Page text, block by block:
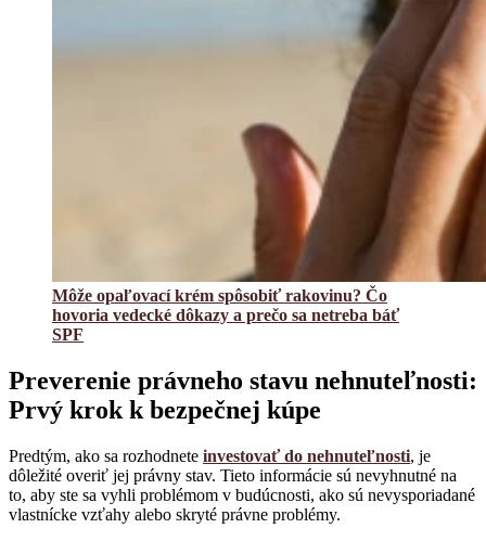
Môže opaľovací krém spôsobiť rakovinu? Čo
hovoria vedecké dôkazy a prečo sa netreba báť
SPF
Preverenie právneho stavu nehnuteľnosti:
Prvý krok k bezpečnej kúpe
Predtým, ako sa rozhodnete investovať do nehnuteľnosti, je
dôležité overiť jej právny stav. Tieto informácie sú nevyhnutné na
to, aby ste sa vyhli problémom v budúcnosti, ako sú nevysporiadané
vlastnícke vzťahy alebo skryté právne problémy.